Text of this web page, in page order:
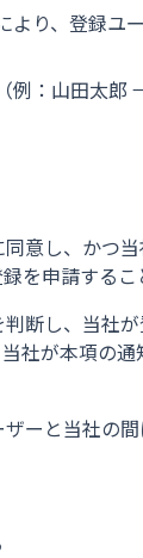
より、登録
：山田太郎 →
意し、かつ
を申請するこ
断し、当社
社が本項の
ーと当社の